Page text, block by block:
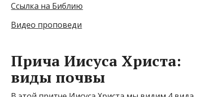
Ссылка на Библию
Видео проповеди
Прича Иисуса Христа:
виды почвы